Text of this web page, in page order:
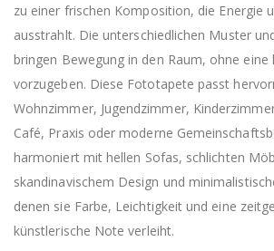
zu einer frischen Komposition, die Energie
ausstrahlt. Die unterschiedlichen Muster
bringen Bewegung in den Raum, ohne eine
vorzugeben. Diese Fototapete passt
Wohnzimmer, Jugendzimmer,
Café, Praxis oder moderne
harmoniert mit hellen Sofas, schlichten
skandinavischem Design und
denen sie Farbe, Leichtigkeit und eine
künstlerische Note verleiht.